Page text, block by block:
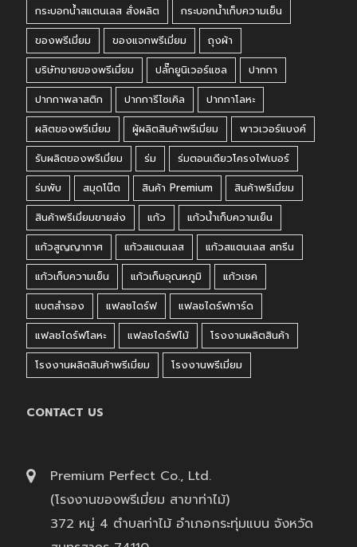
กระบอกน้ำสแตนเลส สั่งผลิต
กระบอกน้ำเก็บความเย็น
ของพรีเมี่ยม
ของแจกพรีเมี่ยม
ถุงผ้า
บริษัทขายของพรีเมี่ยม
ปลั๊กยูนิเวอร์แซล
ปากกา
ปากกาพลาสติก
ปากการีไซเคิล
ปากกาโลหะ
ผลิตของพรีเมี่ยม
ผู้ผลิตสินค้าพรีเมี่ยม
พาวเวอร์แบงค์
รับผลิตของพรีเมี่ยม
ร่ม
ร่มตอนเดียวโครงไฟเบอร์
ร่มพับ
สมุดโน๊ต สินค้า Premium
สินค้าพรีเมี่ยม
สินค้าพรีเมี่ยมขายส่ง
แก้ว
แก้วน้ำเก็บความเย็น
แก้วสูญญากาศ
แก้วสแตนเลส
แก้วสแตนเลส สกรีน
แก้วเก็บความเย็น
แก้วเก็บอุณหภูมิ
แก้วเชค
แบตสำรอง
แฟลชไดร์ฟ
แฟลชไดร์ฟการ์ด
แฟลชไดร์ฟโลหะ
แฟลชไดร์ฟไม้
โรงงานผลิตสินค้า
โรงงานผลิตสินค้าพรีเมี่ยม
โรงงานพรีเมี่ยม
CONTACT US
Premium Perfect Co., Ltd.
(โรงงานของพรีเมี่ยม สาขาท่าไม้)
372 หมู่ 4 ตำบลท่าไม้ อำเภอกระทุ่มแบน จังหวัด